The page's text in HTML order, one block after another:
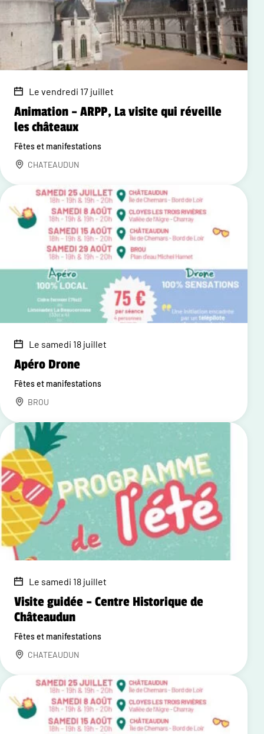
Le vendredi 17 juillet
Animation – ARPP, La visite qui réveille
les châteaux
Fêtes et manifestations
CHATEAUDUN
Le samedi 18 juillet
Apéro Drone
Fêtes et manifestations
BROU
Le samedi 18 juillet
Visite guidée – Centre Historique de
Châteaudun
Fêtes et manifestations
CHATEAUDUN